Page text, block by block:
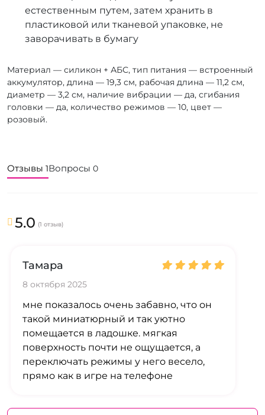
естественным путем, затем хранить в
пластиковой или тканевой упаковке, не
заворачивать в бумагу
Материал — силикон + АБС, тип питания — встроенный
аккумулятор, длина — 19,3 см, рабочая длина — 11,2 см,
диаметр — 3,2 см, наличие вибрации — да, сгибания
головки — да, количество режимов — 10, цвет —
розовый.
Отзывы 1Вопросы 0
5.0 (1 отзыв)
Тамара
8 октября 2025
мне показалось очень забавно, что он
такой миниатюрный и так уютно
помещается в ладошке. мягкая
поверхность почти не ощущается, а
переключать режимы у него весело,
прямо как в игре на телефоне